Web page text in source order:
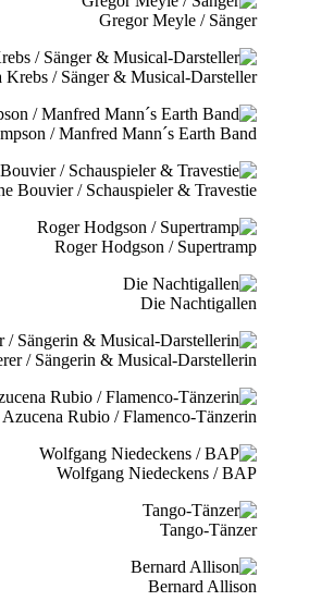
Gregor Meyle / Sänger
Krebs / Sänger & Musical-Darsteller
/ Manfred Mann´s Earth Band
Bouvier / Schauspieler & Travestie
Roger Hodgson / Supertramp
Die Nachtigallen
/ Sängerin & Musical-Darstellerin
Azucena Rubio / Flamenco-Tänzerin
Wolfgang Niedeckens / BAP
Tango-Tänzer
Bernard Allison